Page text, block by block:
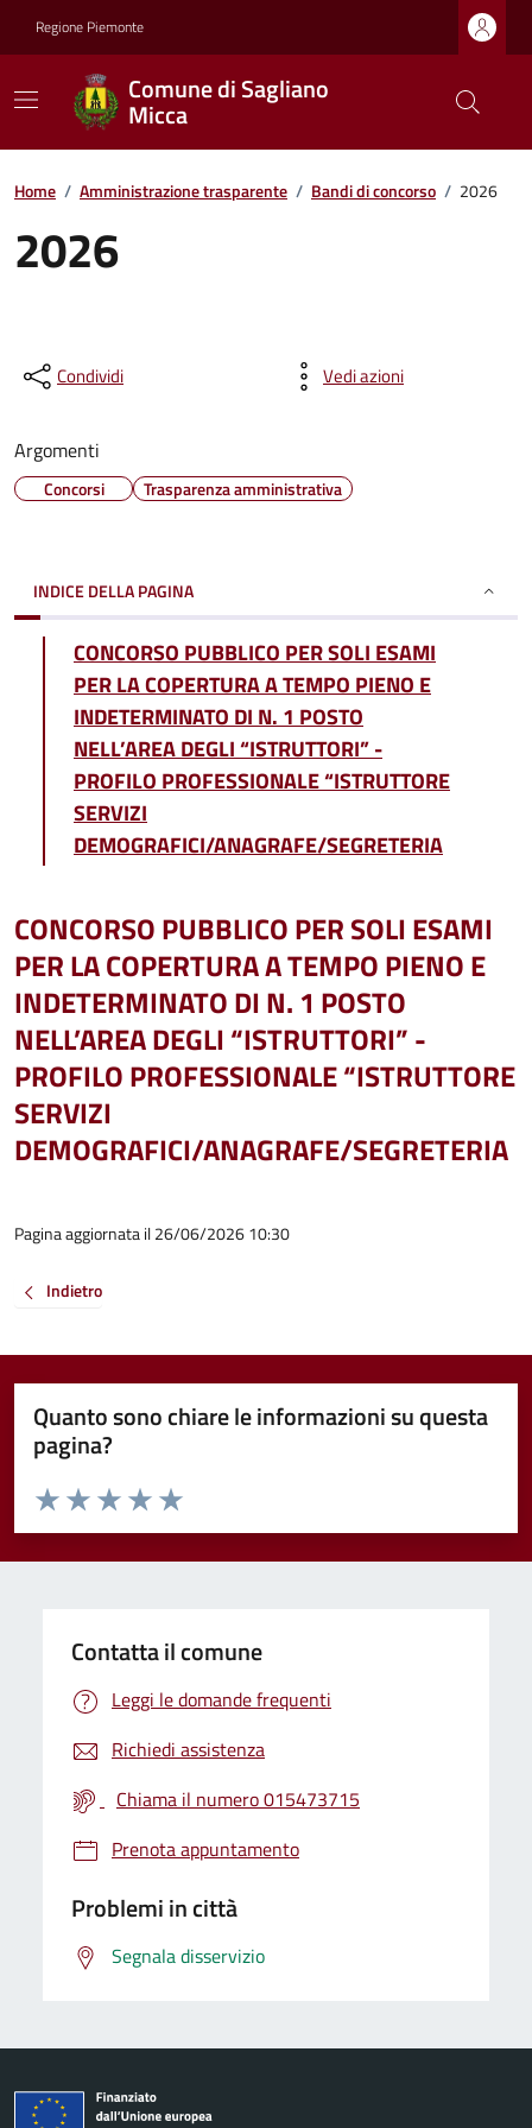
Regione Piemonte
Comune di Sagliano
Micca
Home / Amministrazione trasparente / Bandi di concorso / 2026
2026
Condividi Vedi azioni
Argomenti
Concorsi Trasparenza amministrativa
INDICE DELLA PAGINA
CONCORSO PUBBLICO PER SOLI ESAMI
PER LA COPERTURA A TEMPO PIENO E
INDETERMINATO DI N. 1 POSTO
NELL’AREA DEGLI “ISTRUTTORI” -
PROFILO PROFESSIONALE “ISTRUTTORE
SERVIZI
DEMOGRAFICI/ANAGRAFE/SEGRETERIA
CONCORSO PUBBLICO PER SOLI ESAMI
PER LA COPERTURA A TEMPO PIENO E
INDETERMINATO DI N. 1 POSTO
NELL’AREA DEGLI “ISTRUTTORI” -
PROFILO PROFESSIONALE “ISTRUTTORE
SERVIZI
DEMOGRAFICI/ANAGRAFE/SEGRETERIA
Pagina aggiornata il 26/06/2026 10:30
Indietro
Quanto sono chiare le informazioni su questa
pagina?
Valuta da 1 a 5 stelle la pagina
Valuta 5 stelle su 5
Valuta 4 stelle su 5
Valuta 3 stelle su 5
Valuta 2 stelle su 5
Valuta 1 stelle su 5
Contatta il comune
Leggi le domande frequenti
Richiedi assistenza
Chiama il numero 015473715
Prenota appuntamento
Problemi in città
Segnala disservizio